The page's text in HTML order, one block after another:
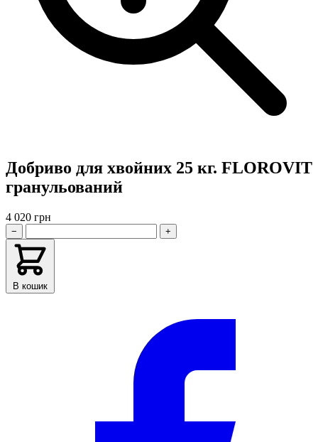
Добриво для хвойних 25 кг. FLOROVIT
гранульований
4 020 грн
− +
В кошик